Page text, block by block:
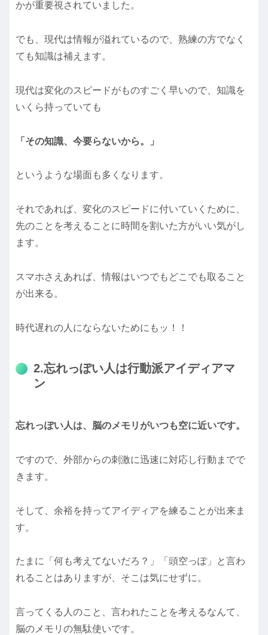
かが重要視されていました。
でも、現代は情報が溢れているので、熟練の方でなく
ても知識は補えます。
現代は変化のスピードがものすごく早いので、知識を
いくら持っていても
「その知識、今要らないから。」
というような場面も多くなります。
それであれば、変化のスピードに付いていくために、
先のことを考えることに時間を割いた方がいい気がし
ます。
スマホさえあれば、情報はいつでもどこでも取ること
が出来る。
時代遅れの人にならないためにもッ！！
2.忘れっぽい人は行動派アイディアマ
ン
忘れっぽい人は、脳のメモリがいつも空に近いです。
ですので、外部からの刺激に迅速に対応し行動までで
きます。
そして、余裕を持ってアイディアを練ることが出来ま
す。
たまに「何も考えてないだろ？」「頭空っぽ」と言わ
れることはありますが、そこは気にせずに。
言ってくる人のこと、言われたことを考えるなんて、
脳のメモリの無駄使いです。